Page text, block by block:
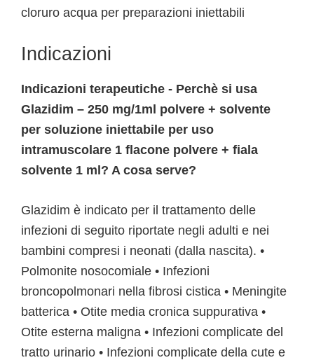
cloruro acqua per preparazioni iniettabili
Indicazioni
Indicazioni terapeutiche - Perchè si usa
Glazidim – 250 mg/1ml polvere + solvente
per soluzione iniettabile per uso
intramuscolare 1 flacone polvere + fiala
solvente 1 ml? A cosa serve?
Glazidim è indicato per il trattamento delle
infezioni di seguito riportate negli adulti e nei
bambini compresi i neonati (dalla nascita). •
Polmonite nosocomiale • Infezioni
broncopolmonari nella fibrosi cistica • Meningite
batterica • Otite media cronica suppurativa •
Otite esterna maligna • Infezioni complicate del
tratto urinario • Infezioni complicate della cute e